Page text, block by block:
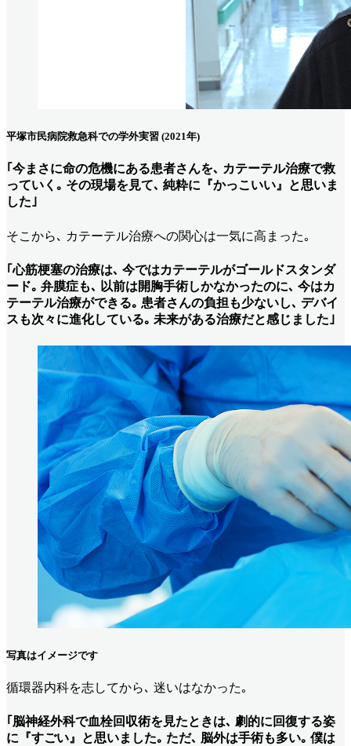
平塚市民病院救急科での学外実習 (2021年)
｢今まさに命の危機にある患者さんを､ カテーテル治療で救
っていく｡ その現場を見て､ 純粋に『かっこいい』と思いま
した｣
そこから､ カテーテル治療への関心は一気に高まった｡
｢心筋梗塞の治療は､ 今ではカテーテルがゴールドスタンダ
ード｡ 弁膜症も､ 以前は開胸手術しかなかったのに､ 今はカ
テーテル治療ができる｡ 患者さんの負担も少ないし､ デバイ
スも次々に進化している｡ 未来がある治療だと感じました｣
写真はイメージです
循環器内科を志してから､ 迷いはなかった｡
｢脳神経外科で血栓回収術を見たときは､ 劇的に回復する姿
に『すごい』と思いました｡ ただ､ 脳外は手術も多い｡ 僕は